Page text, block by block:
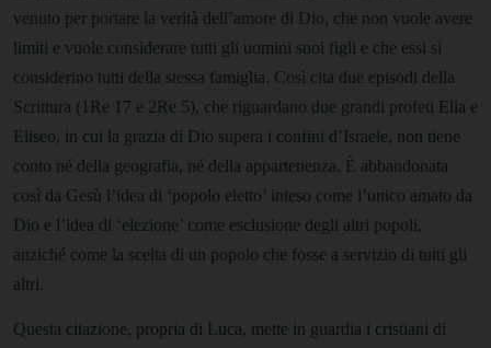
venuto per portare la verità dell’amore di Dio, che non vuole avere
limiti e vuole considerare tutti gli uomini suoi figli e che essi si
considerino tutti della stessa famiglia. Così cita due episodi della
Scrittura (1Re 17 e 2Re 5), che riguardano due grandi profeti Elia e
Eliseo, in cui la grazia di Dio supera i confini d’Israele, non tiene
conto né della geografia, né della appartenenza. È abbandonata
così da Gesù l’idea di ‘popolo eletto’ inteso come l’unico amato da
Dio e l’idea di ‘elezione’ come esclusione degli altri popoli,
anziché come la scelta di un popolo che fosse a servizio di tutti gli
altri.
Questa citazione, propria di Luca, mette in guardia i cristiani di